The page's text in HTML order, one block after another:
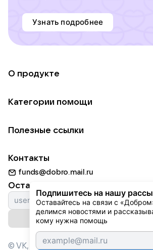
Узнать подробнее
Подпишитесь на нашу
Оставайтесь на связи с
делимся новостями и
кому нужна помощь
О продукте
Использование материалов
Для НКО
Партнерам
Категории помощи
Пожилым
Животным
Природе
Культуре
Фондам
Полезные ссылки
Добрый день
Истории
Автоплатежи
Контакты
funds@dobro.mail.ru
Оставайтесь с нами
Подписаться на
© VK, 2026г. Все права защищены.